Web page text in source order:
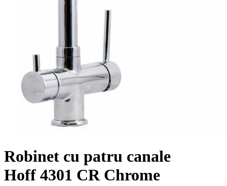
Robinet cu patru canale
Hoff 4301 CR Chrome